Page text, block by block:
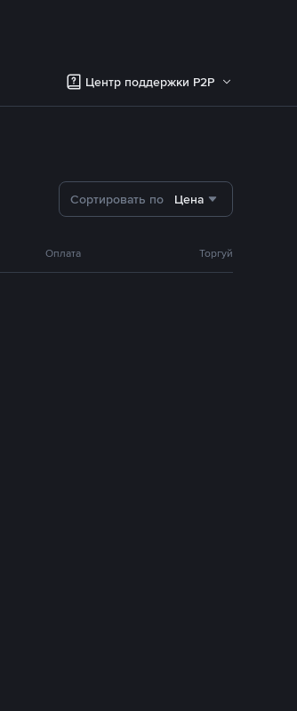
Центр поддержки P2P
Сортировать по Цена
Оплата Торгуй